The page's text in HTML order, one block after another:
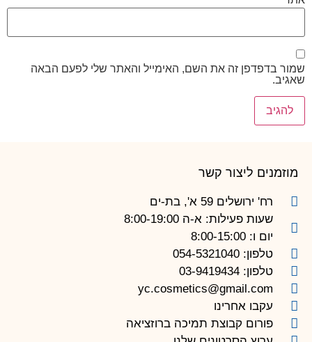
שמור בדפדפן זה את השם, האימייל והאתר שלי לפעם הבאה
שאגיב.
מוזמנים ליצור קשר
רח' ירושלים 59 א', בת-ים
שעות פעילות: א-ה 8:00-19:00
יום ו: 8:00-15:00
טלפון: 054-5321040
טלפון: 03-9419434
yc.cosmetics@gmail.com
עקבו אחרינו
פורום קבוצת תמיכה ברוזציאה